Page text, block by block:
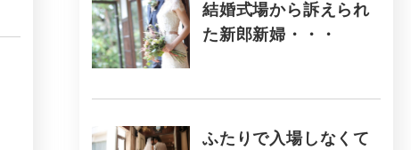
結婚式場から訴えられ
た新郎新婦・・・
ふたりで入場しなくて